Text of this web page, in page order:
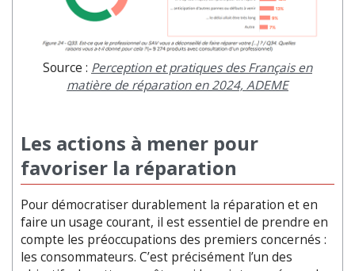
Source : Perception et pratiques des Français en
matière de réparation en 2024, ADEME
Les actions à mener pour
favoriser la réparation
Pour démocratiser durablement la réparation et en
faire un usage courant, il est essentiel de prendre en
compte les préoccupations des premiers concernés :
les consommateurs. C’est précisément l’un des